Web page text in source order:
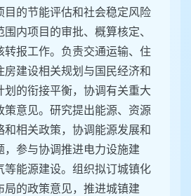
目的节能评估和社会稳定风险
内项目的审批、概算核定、
转报工作。负责交通运输、住
房建设相关规划与国民经济和
划的衔接平衡，协调有关重大
策意见。研究提出能源、资源
和相关政策，协调能源发展和
，参与协调推进电力设施建
等能源建设。组织拟订城镇化
局的政策意见，推进城镇建